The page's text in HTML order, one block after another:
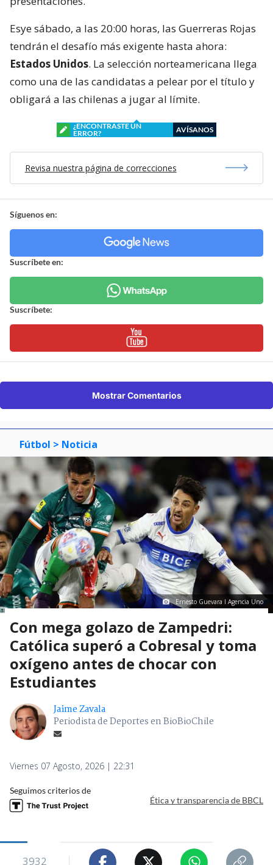
Esye sábado, a las 20:00 horas, las Guerreras Rojas
tendrán el desafío más exigente hasta ahora:
Estados Unidos. La selección norteamericana llega
como una de las candidatas a pelear por el título y
obligará a las chilenas a jugar al límite.
¿ENCONTRASTE UN
ERROR?
AVÍSANOS
Revisa nuestra página de correcciones
Síguenos en:
Suscríbete en:
Suscríbete:
Mostrar Comentarios
Fútbol > Noticia
Ernesto Guevara I Agencia Uno
Con mega golazo de Zampedri:
Católica superó a Cobresal y toma
oxígeno antes de chocar con
Estudiantes
Jaime Zavala
Periodista de Deportes en BioBioChile
Viernes 07 Agosto, 2026 | 22:31
Seguimos criterios de
Ética y transparencia de BBCL
3932